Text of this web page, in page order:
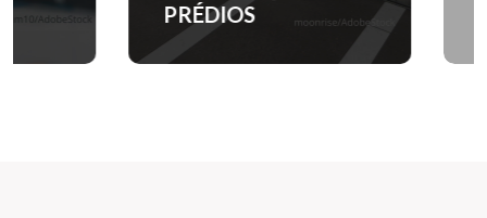
PRÉDIOS
PAULO?